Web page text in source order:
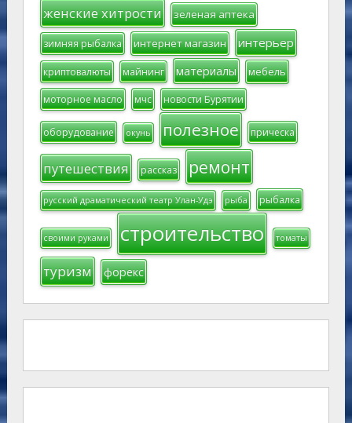
женские хитрости зеленая аптека
зимняя рыбалка интернет магазин интерьер
криптовалюты майнинг материалы мебель
моторное масло мчс новости Бурятии
оборудование окунь полезное прическа
путешествия рассказ ремонт
русский драматический театр Улан-Удэ рыба рыбалка
своими руками строительство томаты
туризм форекс